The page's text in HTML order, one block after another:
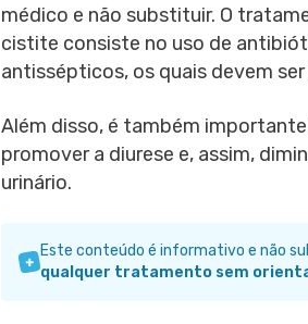
médico e não substituir. O
cistite consiste no uso de
antissépticos, os quais devem
Além disso, é também
promover a diurese e, assim,
urinário.
Este conteúdo é informativo e não
qualquer tratamento sem